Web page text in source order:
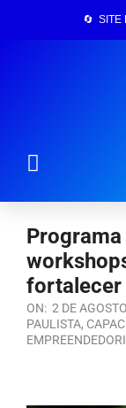
🔄 SITE
Programa
fortalecer
ON: 2 DE
PAULISTA,